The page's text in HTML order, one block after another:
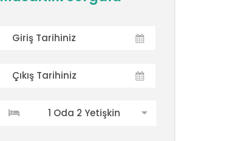
1 Oda 2 Yetişkin